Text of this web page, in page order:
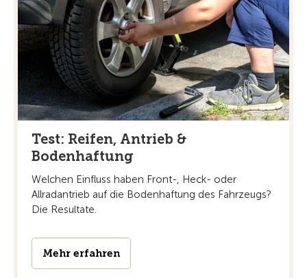
Test: Reifen, Antrieb &
Bodenhaftung
Welchen Einfluss haben Front-, Heck- oder
Allradantrieb auf die Bodenhaftung des Fahrzeugs?
Die Resultate.
Mehr erfahren